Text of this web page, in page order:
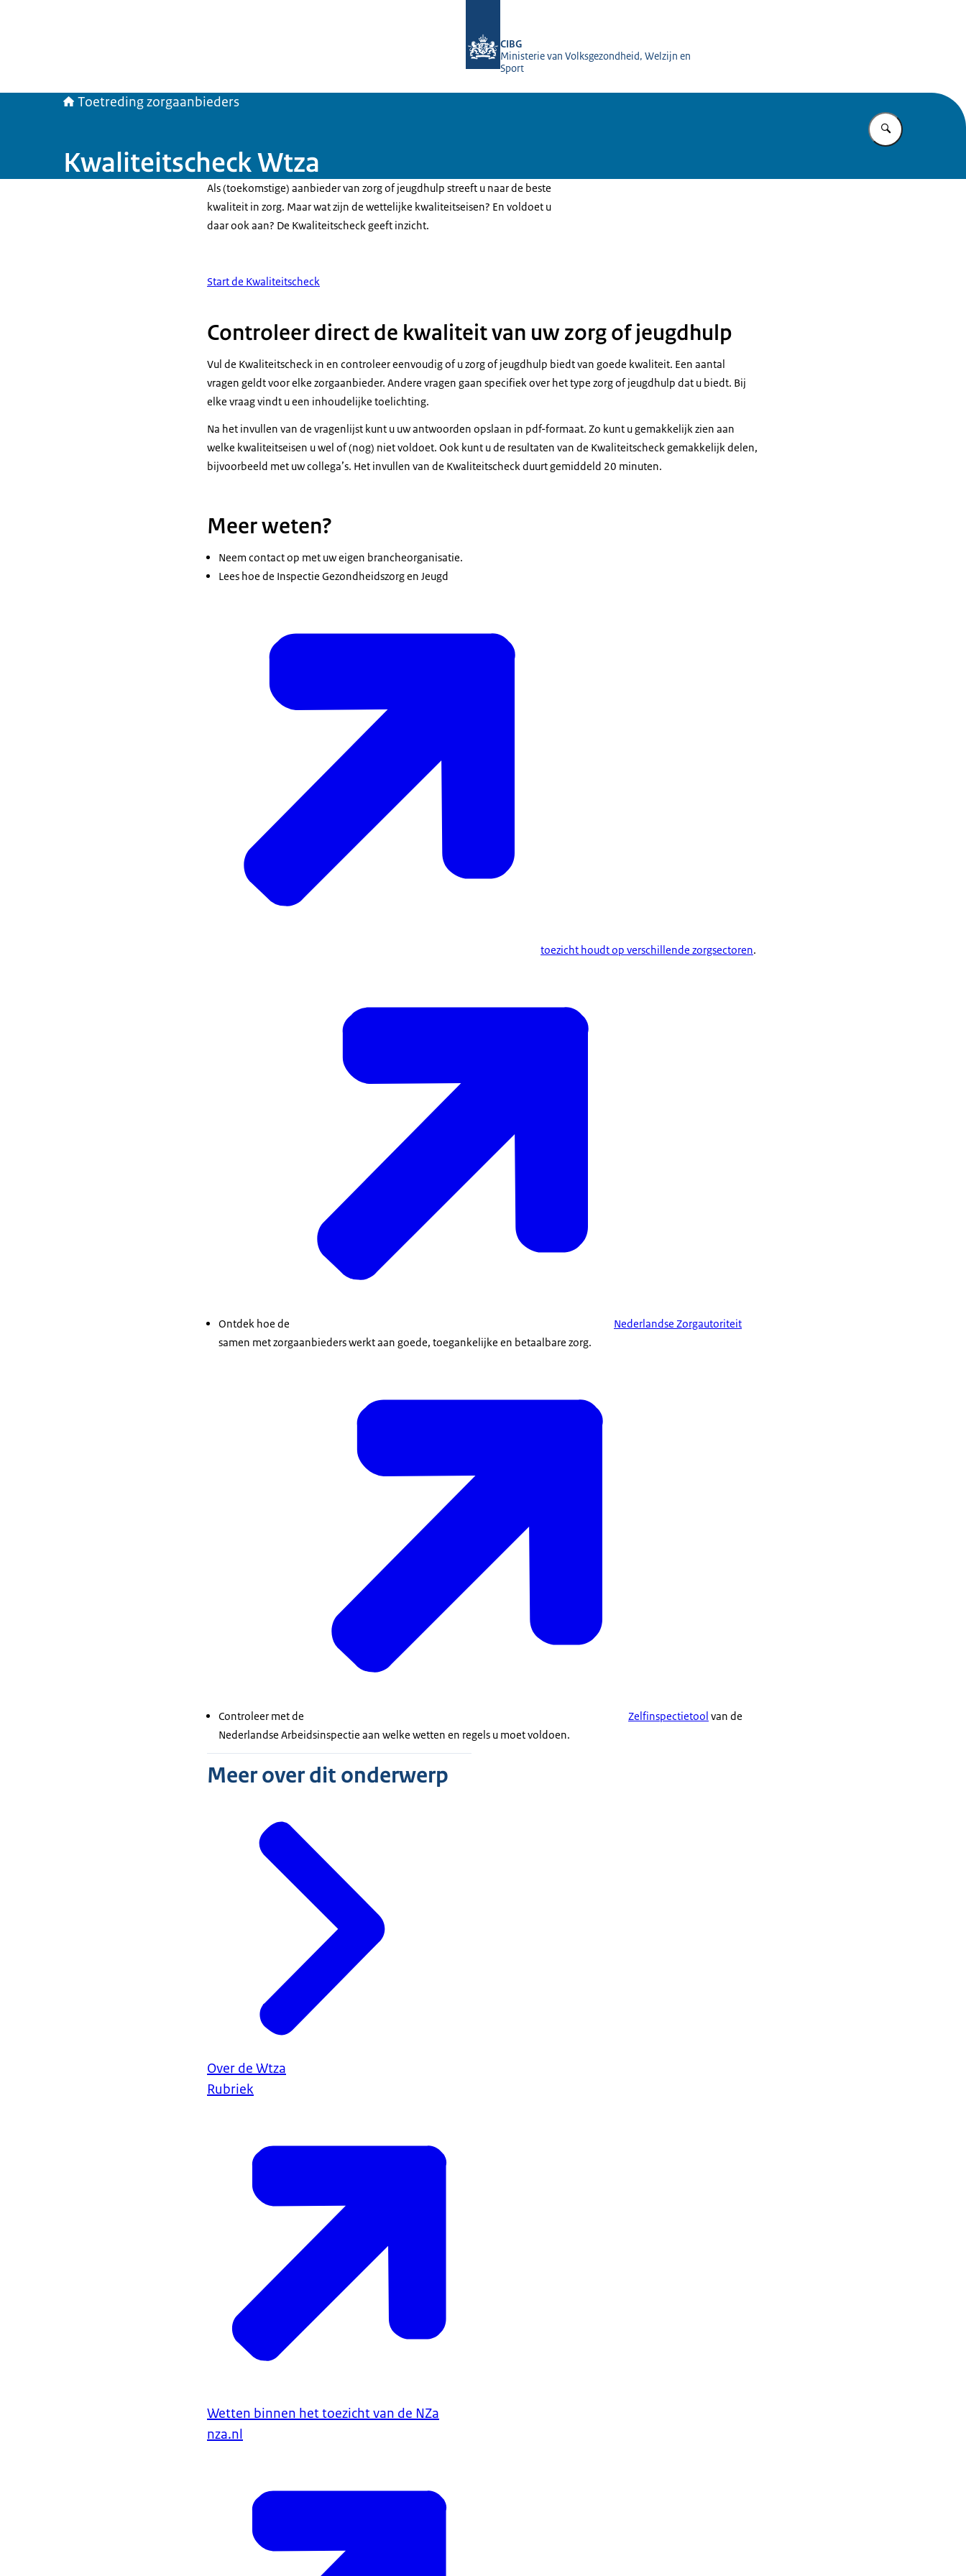
CIBG
Ministerie van Volksgezondheid, Welzijn en
Sport
Toetreding zorgaanbieders
Vul in wat u
Kwaliteitscheck Wtza
Als (toekomstige) aanbieder van zorg of jeugdhulp streeft u naar de beste
kwaliteit in zorg. Maar wat zijn de wettelijke kwaliteitseisen? En voldoet u
daar ook aan? De Kwaliteitscheck geeft inzicht.
Start de Kwaliteitscheck
Controleer direct de kwaliteit van uw zorg of jeugdhulp
Vul de Kwaliteitscheck in en controleer eenvoudig of u zorg of jeugdhulp biedt van goede kwaliteit. Een aantal
vragen geldt voor elke zorgaanbieder. Andere vragen gaan specifiek over het type zorg of jeugdhulp dat u biedt. Bij
elke vraag vindt u een inhoudelijke toelichting.
Na het invullen van de vragenlijst kunt u uw antwoorden opslaan in pdf-formaat. Zo kunt u gemakkelijk zien aan
welke kwaliteitseisen u wel of (nog) niet voldoet. Ook kunt u de resultaten van de Kwaliteitscheck gemakkelijk delen,
bijvoorbeeld met uw collega’s. Het invullen van de Kwaliteitscheck duurt gemiddeld 20 minuten.
Meer weten?
Neem contact op met uw eigen brancheorganisatie.
Lees hoe de Inspectie Gezondheidszorg en Jeugd
toezicht houdt op verschillende zorgsectoren.
Ontdek hoe de
Nederlandse Zorgautoriteit
samen met zorgaanbieders werkt aan goede, toegankelijke en betaalbare zorg.
Controleer met de Zelfinspectietool van de
Nederlandse Arbeidsinspectie aan welke wetten en regels u moet voldoen.
Meer over dit onderwerp
Over de Wtza
Rubriek
Wetten binnen het toezicht van de NZa
nza.nl